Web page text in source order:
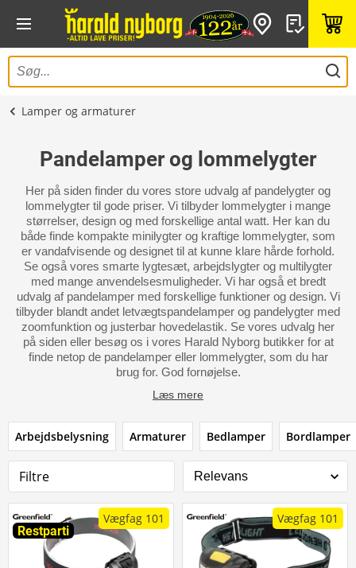
Lamper og armaturer
Pandelamper og lommelygter
Her på siden finder du vores store udvalg af pandelygter og
lommelygter til gode priser. Vi tilbyder lommelygter i mange
størrelser, design og med forskellige antal watt. Her kan du
både finde kompakte minilygter og kraftige lommelygter, som
er vandafvisende og designet til at kunne klare hårde forhold.
Se også vores smarte lygtesæt, arbejdslygter og multilygter
med mange anvendelsesmuligheder. Vi har også et bredt
udvalg af pandelamper med forskellige funktioner og design. Vi
tilbyder blandt andet letvægtspandelamper og pandelygter med
zoomfunktion og justerbar hovedelastik. Se vores udvalg her
på siden eller besøg os i vores Harald Nyborg butikker for at
finde netop de pandelamper eller lommelygter, som du har
brug for. God fornøjelse.
Læs mere
Arbejdsbelysning Armaturer Bedlamper Bordlamper
Filtre
Restparti
Vægfag 101 Vægfag 101